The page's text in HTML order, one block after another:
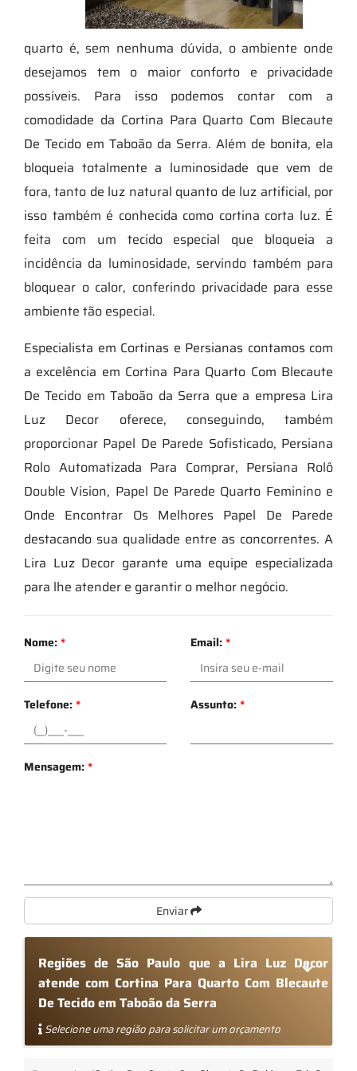
quarto é, sem nenhuma dúvida, o ambiente onde
desejamos tem o maior conforto e privacidade
possíveis. Para isso podemos contar com a
comodidade da Cortina Para Quarto Com Blecaute
De Tecido em Taboão da Serra. Além de bonita, ela
bloqueia totalmente a luminosidade que vem de
fora, tanto de luz natural quanto de luz artificial, por
isso também é conhecida como cortina corta luz. É
feita com um tecido especial que bloqueia a
incidência da luminosidade, servindo também para
bloquear o calor, conferindo privacidade para esse
ambiente tão especial.
Especialista em Cortinas e Persianas contamos com
a excelência em Cortina Para Quarto Com Blecaute
De Tecido em Taboão da Serra que a empresa Lira
Luz Decor oferece, conseguindo, também
proporcionar Papel De Parede Sofisticado, Persiana
Rolo Automatizada Para Comprar, Persiana Rolô
Double Vision, Papel De Parede Quarto Feminino e
Onde Encontrar Os Melhores Papel De Parede
destacando sua qualidade entre as concorrentes. A
Lira Luz Decor garante uma equipe especializada
para lhe atender e garantir o melhor negócio.
Nome:* Email:*
Telefone:* Assunto:*
Mensagem:*
Enviar
Regiões de São Paulo que a Lira Luz Decor
atende com Cortina Para Quarto Com Blecaute
De Tecido em Taboão da Serra
Selecione uma região para solicitar um orçamento